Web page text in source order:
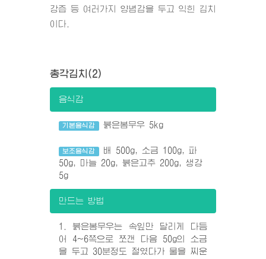
강즙 등 여러가지 양념감을 두고 익힌 김치
이다.
총각김치(2)
음식감
기본음식감 붉은봄무우 5kg
보조음식감
배 500g, 소금 100g, 파
50g, 마늘 20g, 붉은고추 200g, 생강
5g
만드는 방법
1. 붉은봄무우는 속잎만 달리게 다듬
어 4~6쪽으로 쪼갠 다음 50g의 소금
을 두고 30분정도 절였다가 물을 찌운